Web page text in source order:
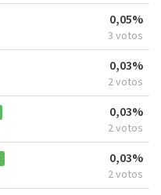
0,05%
3 votos
0,03%
2 votos
0,03%
2 votos
0,03%
2 votos